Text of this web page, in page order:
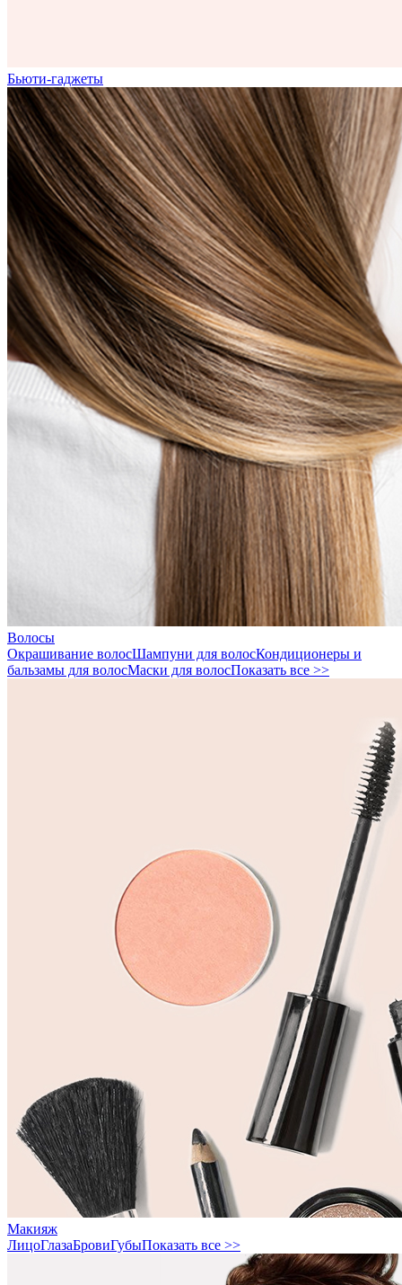
Бьюти-гаджеты
Волосы
Окрашивание волосШампуни для волосКондиционеры и
бальзамы для волосМаски для волосПоказать все >>
Макияж
ЛицоГлазаБровиГубыПоказать все >>